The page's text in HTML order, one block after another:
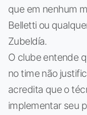
que em nenhum
Belletti ou
Zubeldía.
O clube entende
no time não
acredita que o
implementar seu